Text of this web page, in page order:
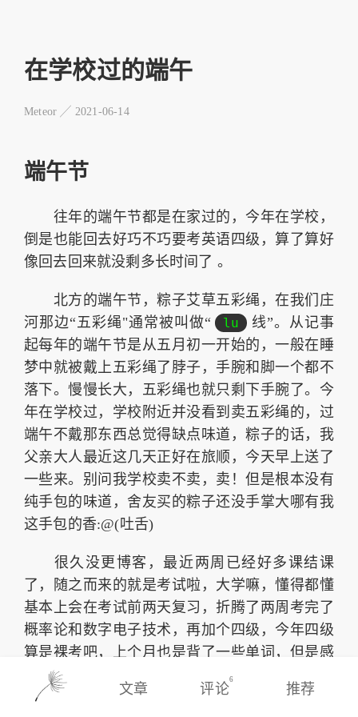
在学校过的端午
Meteor ╱ 2021-06-14
端午节
往年的端午节都是在家过的，今年在学校，
倒是也能回去好巧不巧要考英语四级，算了算好
像回去回来就没剩多长时间了 。
北方的端午节，粽子艾草五彩绳，在我们庄
河那边“五彩绳"通常被叫做“
lu
线”。从记事
起每年的端午节是从五月初一开始的，一般在睡
梦中就被戴上五彩绳了脖子，手腕和脚一个都不
落下。慢慢长大，五彩绳也就只剩下手腕了。今
年在学校过，学校附近并没看到卖五彩绳的，过
端午不戴那东西总觉得缺点味道，粽子的话，我
父亲大人最近这几天正好在旅顺，今天早上送了
一些来。别问我学校卖不卖，卖！但是根本没有
纯手包的味道，舍友买的粽子还没手掌大哪有我
这手包的香:@(吐舌)
很久没更博客，最近两周已经好多课结课
了，随之而来的就是考试啦，大学嘛，懂得都懂
基本上会在考试前两天复习，折腾了两周考完了
概率论和数字电子技术，再加个四级，今年四级
算是裸考吧，上个月也是背了一些单词，但是感
觉没啥用，今年的四级相对于去年会难了一些，
“铁观音”“普洱茶”“龙井茶”这两天估计销量暴
文章 评论
6
推荐